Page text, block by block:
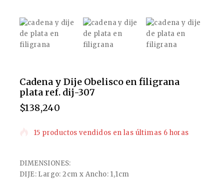
Cadena y Dije Obelisco en filigrana
plata ref. dij-307
$138,240
15 productos vendidos en las últimas 6 horas
en su carrito
DIMENSIONES:
DIJE: Largo: 2cm x Ancho: 1,1cm